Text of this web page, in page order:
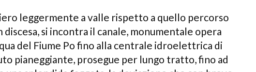
leggermente a valle rispetto a quello percorso
discesa, si incontra il canale, monumentale opera
del Fiume Po fino alla centrale idroelettrica di
pianeggiante, prosegue per lungo tratto, fino ad